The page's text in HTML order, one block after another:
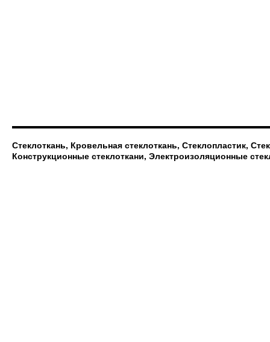
Стеклоткань, Кровельная стеклоткань, Стеклопластик,
Конструкционные стеклоткани, Электроизоляционные